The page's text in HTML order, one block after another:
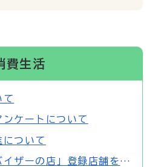
費生活
て
ケートについて
について
「シルバーアドバイザーの店」登録店舗を募集しています！